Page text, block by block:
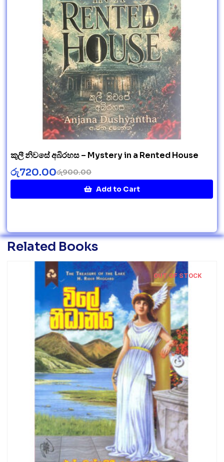
කුලී නිවසේ අබිරහස – Mystery in a Rented House
රු900.00
රු720.00
Add to Cart
Related Books
OUT OF STOCK